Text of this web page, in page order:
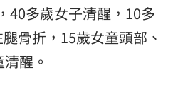
40多歲女子清醒，10多
骨折，15歲女童頭部、
醒。